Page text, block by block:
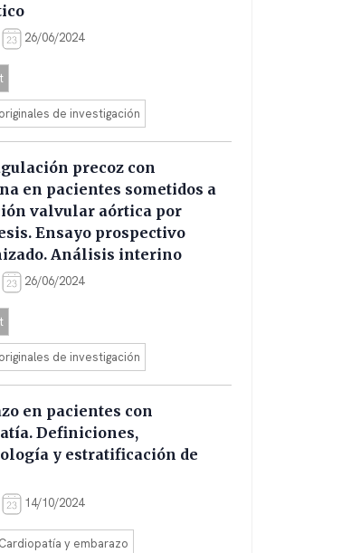
26/06/2024
de investigación
precoz con
en pacientes sometidos a
valvular aórtica por
Ensayo prospectivo
Análisis interino
26/06/2024
de investigación
en pacientes con
Definiciones,
y estratificación de
14/10/2024
y embarazo